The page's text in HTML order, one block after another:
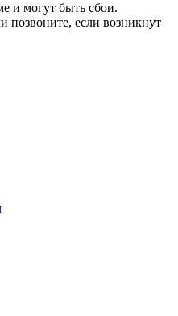
и могут быть сбои.
если возникнут